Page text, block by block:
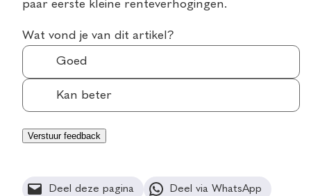
paar eerste kleine renteverhogingen.
Wat vond je van dit artikel?
Goed
Kan beter
Deel deze pagina Deel via WhatsApp